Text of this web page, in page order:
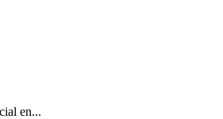
en...